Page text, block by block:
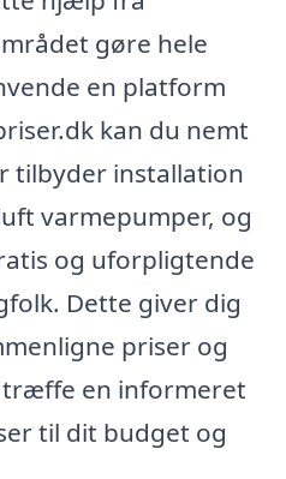
gøre hele
en platform
kan du nemt
tilbyder installation
varmepumper, og
og uforpligtende
Dette giver dig
priser og
træffe en informeret
til dit budget og